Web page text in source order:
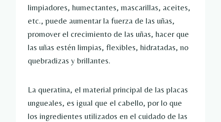
limpiadores, humectantes, mascarillas, aceites,
etc., puede aumentar la fuerza de las uñas,
promover el crecimiento de las uñas, hacer que
las uñas estén limpias, flexibles, hidratadas, no
quebradizas y brillantes.
La queratina, el material principal de las placas
ungueales, es igual que el cabello, por lo que
los ingredientes utilizados en el cuidado de las